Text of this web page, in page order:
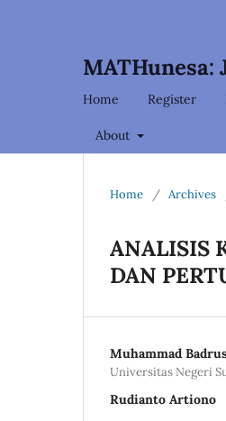
Home Register
About
Home / Archives
ANALISIS
DAN
Muhammad
Universitas Negeri
Rudianto Artiono